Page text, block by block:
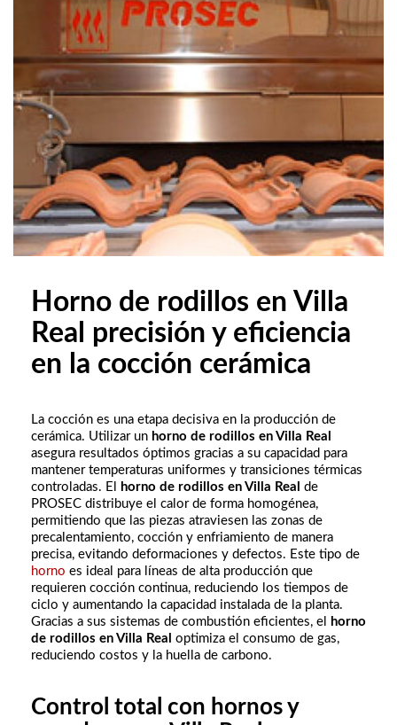
Horno de rodillos en Villa
Real precisión y eficiencia
en la cocción cerámica
La cocción es una etapa decisiva en la producción de
cerámica. Utilizar un horno de rodillos en Villa Real
asegura resultados óptimos gracias a su capacidad para
mantener temperaturas uniformes y transiciones térmicas
controladas. El
horno de rodillos en Villa Real de
PROSEC distribuye el calor de forma homogénea,
permitiendo que las piezas atraviesen las zonas de
precalentamiento, cocción y enfriamiento de manera
precisa, evitando deformaciones y defectos. Este tipo de
horno es ideal para líneas de alta producción que
requieren cocción continua, reduciendo los tiempos de
ciclo y aumentando la capacidad instalada de la planta.
Gracias a sus sistemas de combustión eficientes, el
horno
de rodillos en Villa Real optimiza el consumo de gas,
reduciendo costos y la huella de carbono.
Control total con hornos y